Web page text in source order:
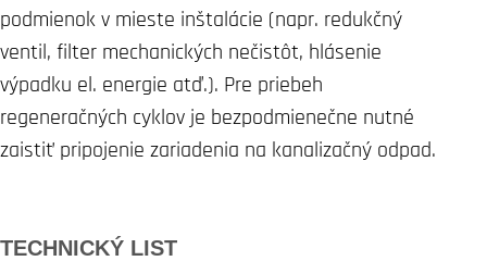
podmienok v mieste inštalácie (napr. redukčný
ventil, filter mechanických nečistôt, hlásenie
výpadku el. energie atď.). Pre priebeh
regeneračných cyklov je bezpodmienečne nutné
zaistiť pripojenie zariadenia na kanalizačný odpad.
TECHNICKÝ LIST